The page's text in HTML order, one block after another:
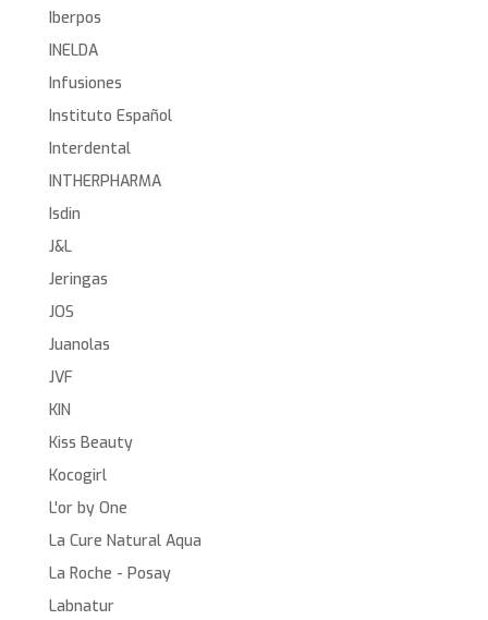
Iberpos
INELDA
Infusiones
Instituto Español
Interdental
INTHERPHARMA
Isdin
J&L
Jeringas
JOS
Juanolas
JVF
KIN
Kiss Beauty
Kocogirl
L'or by One
La Cure Natural Aqua
La Roche - Posay
Labnatur